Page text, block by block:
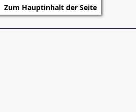
Zum Hauptinhalt der Seite